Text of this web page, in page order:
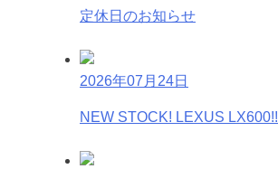
定休日のお知らせ
2026年07月24日
NEW STOCK! LEXUS LX600!!